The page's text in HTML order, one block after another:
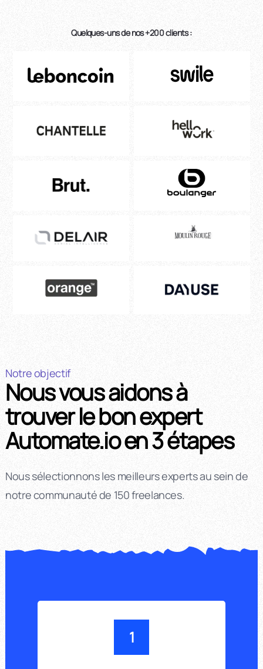
Quelques-uns de nos +200 clients :
Notre objectif
Nous vous aidons à
trouver le bon expert
Automate.io en 3 étapes
Nous sélectionnons les meilleurs experts au sein de
notre communauté de 150 freelances.
1